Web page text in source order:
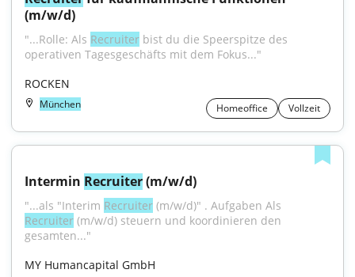
(m/w/d)
"...Rolle: Als Recruiter bist du die Speerspitze des
operativen Tagesgeschäfts mit dem Fokus..."
ROCKEN
München Homeoffice Vollzeit
Intermin Recruiter (m/w/d)
"...als "Interim Recruiter
Recruiter (m/w/d) steuern und koordinieren den
gesamten..."
MY Humancapital GmbH